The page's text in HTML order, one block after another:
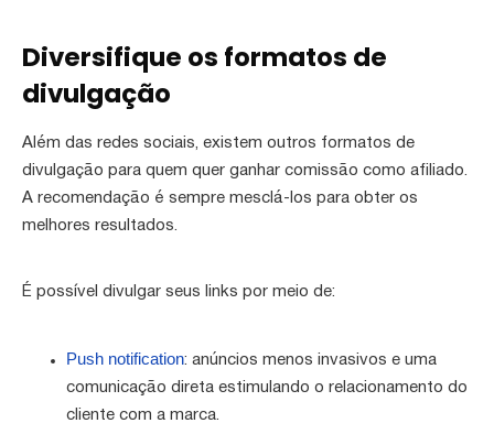
Diversifique os formatos de
divulgação
Além das redes sociais, existem outros formatos de
divulgação para quem quer ganhar comissão como afiliado.
A recomendação é sempre mesclá-los para obter os
melhores resultados.
É possível divulgar seus links por meio de:
Push notification: anúncios menos invasivos e uma
comunicação direta estimulando o relacionamento do
cliente com a marca.